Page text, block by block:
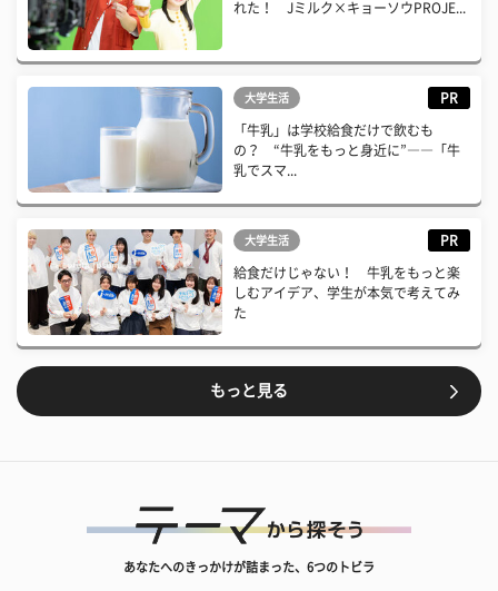
れた！ Jミルク×キョーソウPROJE...
大学生活 PR
「牛乳」は学校給食だけで飲むも
の？ “牛乳をもっと身近に”――「牛
乳でスマ...
大学生活 PR
給食だけじゃない！ 牛乳をもっと楽
しむアイデア、学生が本気で考えてみ
た
もっと見る
あなたへのきっかけが詰まった、6つのトビラ